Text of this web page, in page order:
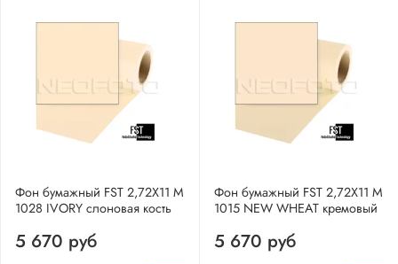
Фон бумажный FST 2,72X11 М
1028 IVORY слоновая кость
5 670 руб
Фон бумажный FST 2,72X11 M
1015 NEW WHEAT кремовый
5 670 руб